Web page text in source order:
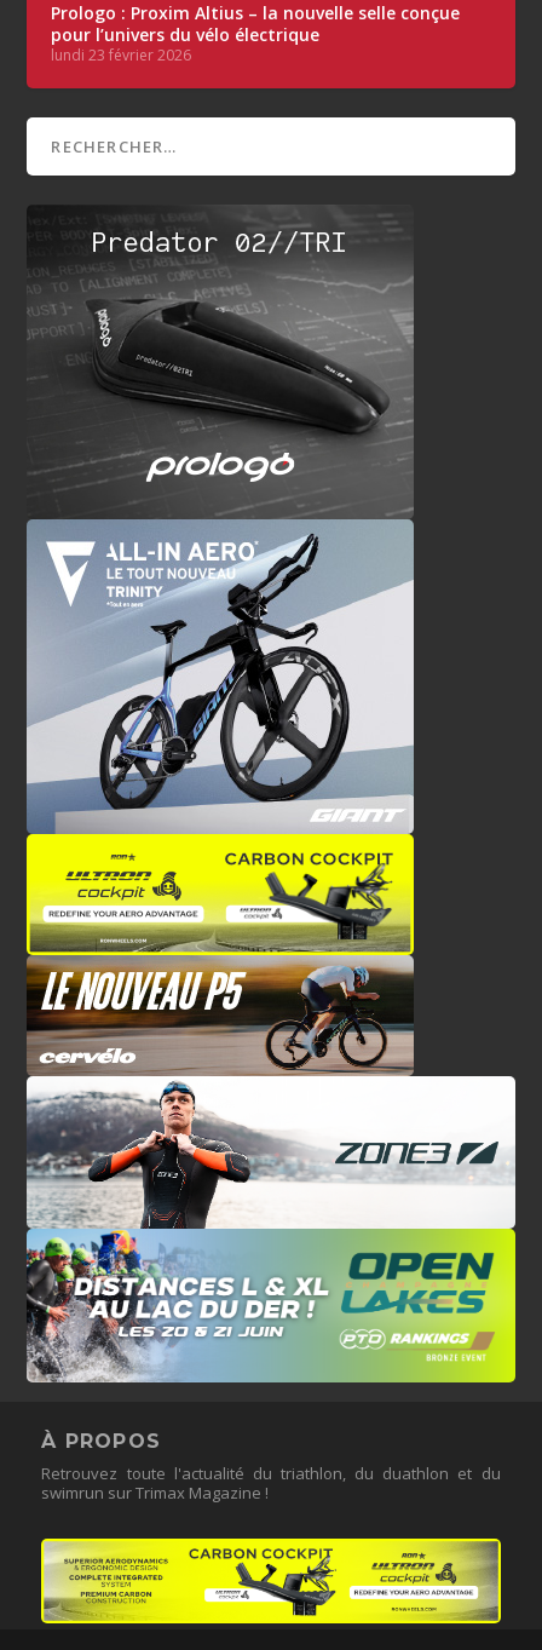
Prologo : Proxim Altius – la nouvelle selle conçue
pour l’univers du vélo électrique
lundi 23 février 2026
À PROPOS
Retrouvez toute l'actualité du triathlon, du duathlon et du
swimrun sur Trimax Magazine !